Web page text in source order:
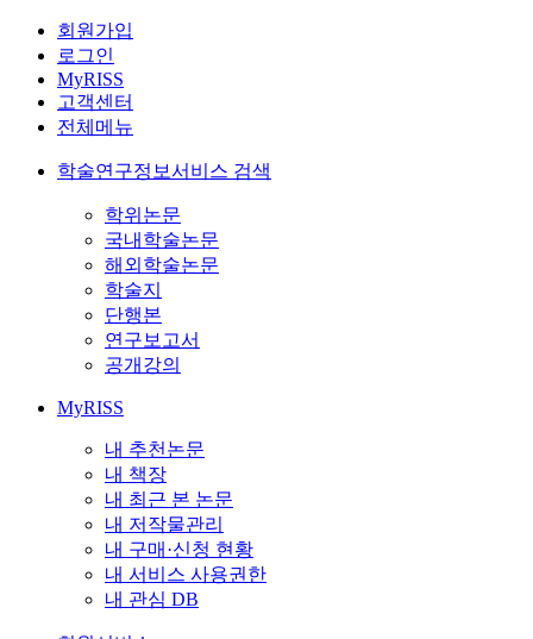
회원가입
로그인
MyRISS
고객센터
전체메뉴
학술연구정보서비스 검색
학위논문
국내학술논문
해외학술논문
학술지
단행본
연구보고서
공개강의
MyRISS
내 추천논문
내 책장
내 최근 본 논문
내 저작물관리
내 구매·신청 현황
내 서비스 사용권한
내 관심 DB